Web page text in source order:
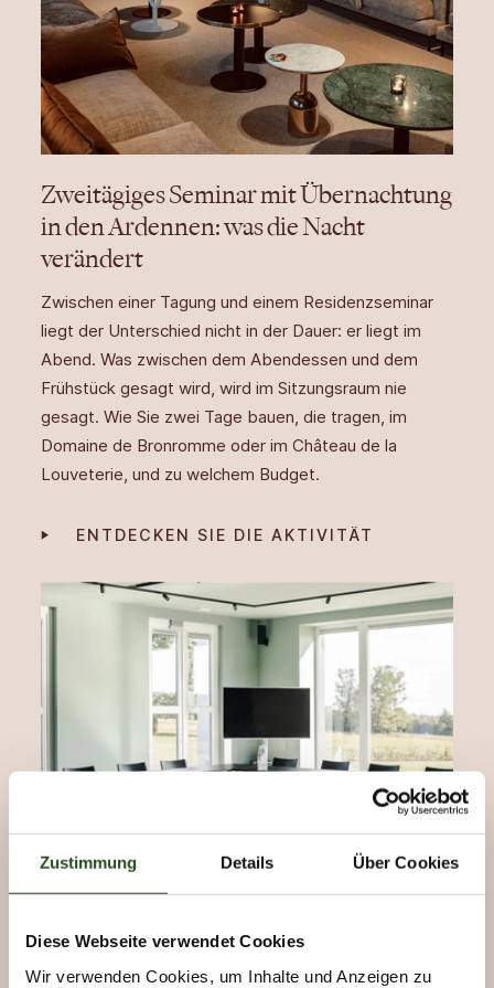
Zustimmung Details Über Cookies
Diese Webseite verwendet Cookies
Wir verwenden Cookies, um Inhalte und Anzeigen zu
Zweitägiges Seminar mit Übernachtung
in den Ardennen: was die Nacht
verändert
Zwischen einer Tagung und einem Residenzseminar
liegt der Unterschied nicht in der Dauer: er liegt im
Abend. Was zwischen dem Abendessen und dem
Frühstück gesagt wird, wird im Sitzungsraum nie
gesagt. Wie Sie zwei Tage bauen, die tragen, im
Domaine de Bronromme oder im Château de la
Louveterie, und zu welchem Budget.
ENTDECKEN SIE DIE AKTIVITÄT
Ausgestatteter Tagungsraum in den
Ardennen: vier Räume, vier